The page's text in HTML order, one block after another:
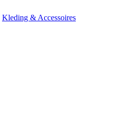
Kleding & Accessoires